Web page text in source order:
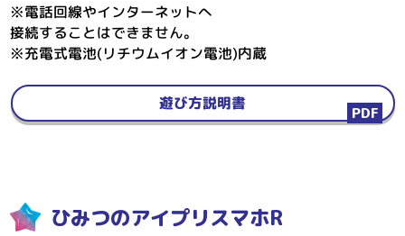
※電話回線やインターネットへ
接続することはできません。
※充電式電池(リチウムイオン電池)内蔵
遊び方説明書
ひみつのアイプリスマホR